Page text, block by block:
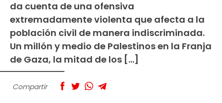
da cuenta de una ofensiva
extremadamente violenta que afecta a la
población civil de manera indiscriminada.
Un millón y medio de Palestinos en la Franja
de Gaza, la mitad de los […]
Compartir